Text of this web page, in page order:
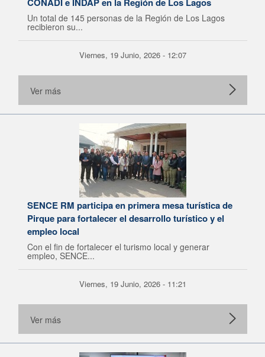
Un total de 145 personas de la Región de Los Lagos
recibieron su...
Viernes, 19 Junio, 2026 - 12:07
Ver más
SENCE RM participa en primera mesa turística de
Pirque para fortalecer el desarrollo turístico y el
empleo local
Con el fin de fortalecer el turismo local y generar
empleo, SENCE...
Viernes, 19 Junio, 2026 - 11:21
Ver más